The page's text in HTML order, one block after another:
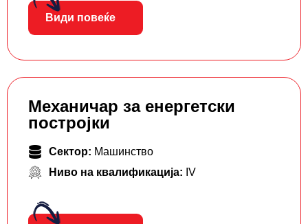
Види повеќе
Механичар за енергетски
постројки
Сектор: Машинство
Ниво на квалификација: IV